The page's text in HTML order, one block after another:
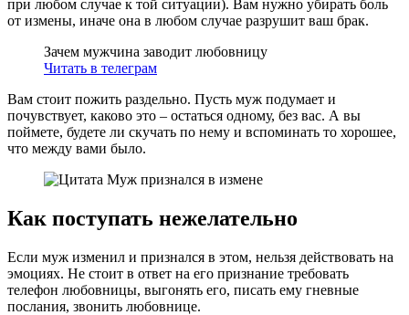
при любом случае к той ситуации). Вам нужно убирать боль
от измены, иначе она в любом случае разрушит ваш брак.
Зачем мужчина заводит любовницу
Читать в телеграм
Вам стоит пожить раздельно. Пусть муж подумает и
почувствует, каково это – остаться одному, без вас. А вы
поймете, будете ли скучать по нему и вспоминать то хорошее,
что между вами было.
Как поступать нежелательно
Если муж изменил и признался в этом, нельзя действовать на
эмоциях. Не стоит в ответ на его признание требовать
телефон любовницы, выгонять его, писать ему гневные
послания, звонить любовнице.